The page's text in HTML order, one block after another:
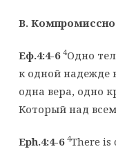
B.
Еф.4:4-6 4Одно
к одной надежде
одна вера, одно
Который над
Eph.4:4-6 4There is